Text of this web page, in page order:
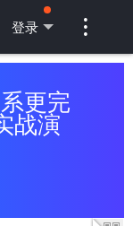
登录 
更完
战演